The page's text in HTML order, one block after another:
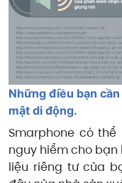
Những điều bạn
mật di động.
Smarphone có
nguy hiểm cho
liệu riêng tư của